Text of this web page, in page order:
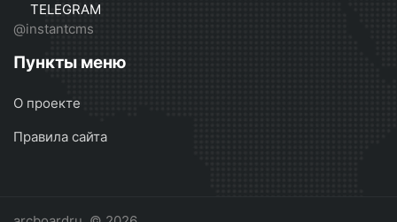
TELEGRAM
@instantcms
Пункты меню
О проекте
Правила сайта